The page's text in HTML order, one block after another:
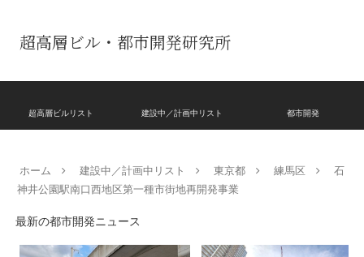
超高層ビル・都市開発研究所
超高層ビルリスト 建設中／計画中リスト 都市開発
ホーム 建設中／計画中リスト 東京都 練馬区
石
神井公園駅南口西地区第一種市街地再開発事業
最新の都市開発ニュース